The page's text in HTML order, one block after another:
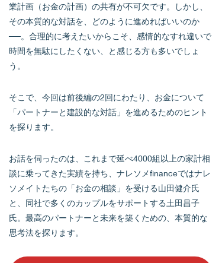
業計画（お金の計画）の共有が不可欠です。しかし、
その本質的な対話を、どのように進めればいいのか
──。合理的に考えたいからこそ、感情的なすれ違いで
時間を無駄にしたくない、と感じる方も多いでしょ
う。
そこで、今回は前後編の2回にわたり、お金について
「パートナーと建設的な対話」を進めるためのヒント
を探ります。
お話を伺ったのは、これまで延べ4000組以上の家計相
談に乗ってきた実績を持ち、ナレソメfinanceではナレ
ソメイトたちの「お金の相談」を受ける山田健介氏
と、同社で多くのカップルをサポートする土田昌子
氏。最高のパートナーと未来を築くための、本質的な
思考法を探ります。